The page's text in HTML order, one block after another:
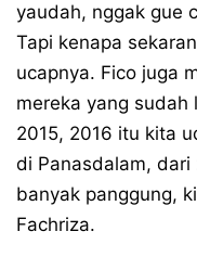
yaudah, nggak gue
Tapi kenapa
ucapnya. Fico juga
mereka yang sudah
2015, 2016 itu kita
di Panasdalam, dari
banyak panggung,
Fachriza.